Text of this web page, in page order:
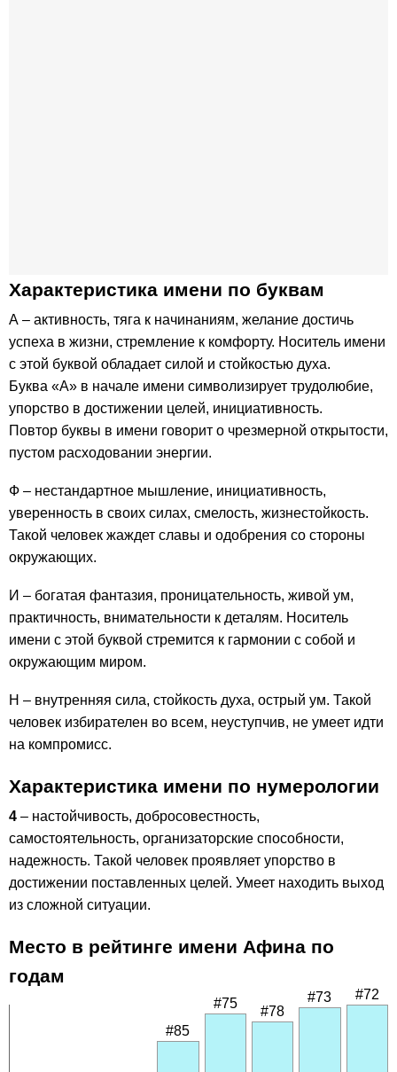
Характеристика имени по буквам
А – активность, тяга к начинаниям, желание достичь
успеха в жизни, стремление к комфорту. Носитель имени
с этой буквой обладает силой и стойкостью духа.
Буква «А» в начале имени символизирует трудолюбие,
упорство в достижении целей, инициативность.
Повтор буквы в имени говорит о чрезмерной открытости,
пустом расходовании энергии.
Ф – нестандартное мышление, инициативность,
уверенность в своих силах, смелость, жизнестойкость.
Такой человек жаждет славы и одобрения со стороны
окружающих.
И – богатая фантазия, проницательность, живой ум,
практичность, внимательности к деталям. Носитель
имени с этой буквой стремится к гармонии с собой и
окружающим миром.
Н – внутренняя сила, стойкость духа, острый ум. Такой
человек избирателен во всем, неуступчив, не умеет идти
на компромисс.
Характеристика имени по нумерологии
4 – настойчивость, добросовестность,
самостоятельность, организаторские способности,
надежность. Такой человек проявляет упорство в
достижении поставленных целей. Умеет находить выход
из сложной ситуации.
Место в рейтинге имени Афина по
годам
#85
#75
#78
#73 #72